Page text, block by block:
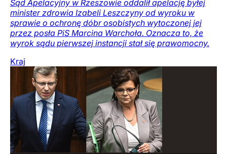
Sąd Apelacyjny w Rzeszowie oddalił apelację byłej
minister zdrowia Izabeli Leszczyny od wyroku w
sprawie o ochronę dóbr osobistych wytoczonej jej
przez posła PiS Marcina Warchoła. Oznacza to, że
wyrok sądu pierwszej instancji stał się prawomocny.
Kraj